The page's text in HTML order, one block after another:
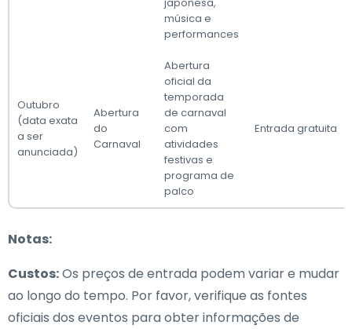
música e
performances
Outubro
(data exata
a ser
anunciada)
Abertura
do
Carnaval
Abertura
oficial da
temporada
de carnaval
com
atividades
festivas e
programa de
palco
Entrada gratuita
Notas:
Custos:Os preços de entrada podem variar e mudar
ao longo do tempo. Por favor, verifique as fontes
oficiais dos eventos para obter informações de